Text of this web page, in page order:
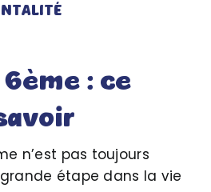
: ce
n’est pas toujours
étape dans la vie